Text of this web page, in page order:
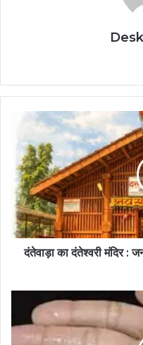
दंतेवाड़ा का दंतेश्वरी मंदिर :